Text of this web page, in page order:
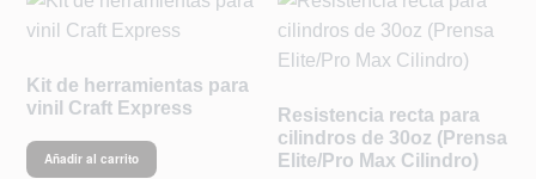
Kit de herramientas para
vinil Craft Express
Añadir al carrito
Resistencia recta para
cilindros de 30oz (Prensa
Elite/Pro Max Cilindro)